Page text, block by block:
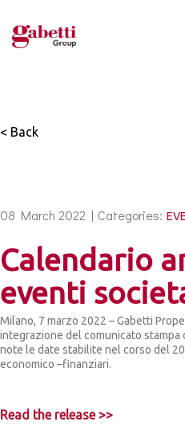
< Back
08 March 2022 | Categories:
Calendario
eventi
Milano, 7 marzo 2022 – Gabetti
integrazione del comunicato
note le date stabilite nel corso del
economico –finanziari.
Read the release >>